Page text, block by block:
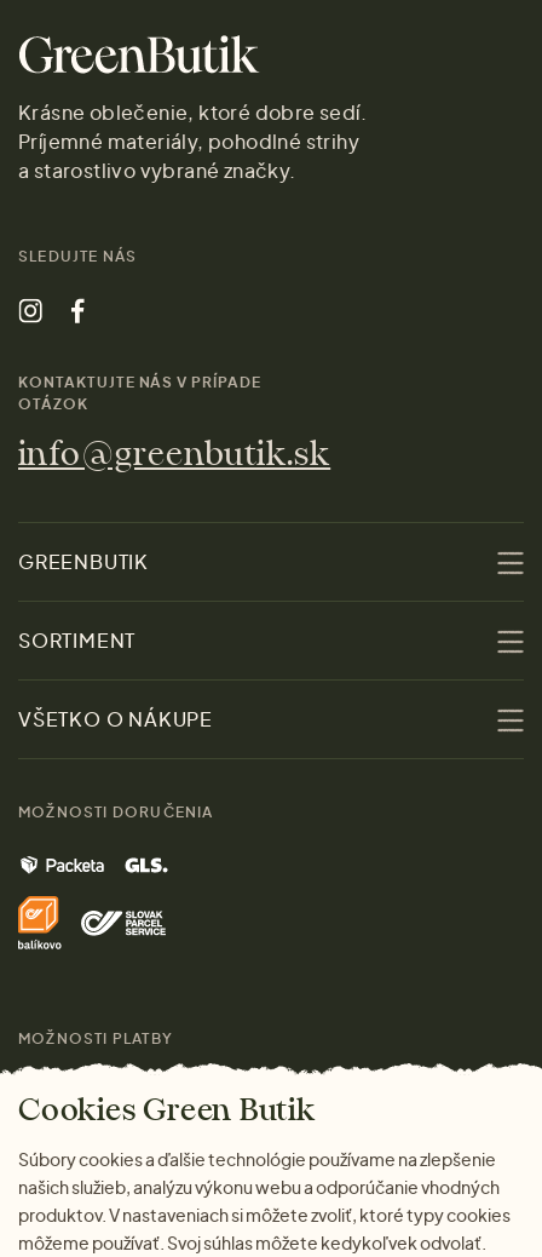
Krásne oblečenie, ktoré dobre sedí.
Príjemné materiály, pohodlné strihy
a starostlivo vybrané značky.
SLEDUJTE NÁS
KONTAKTUJTE NÁS V PRÍPADE
OTÁZOK
info@greenbutik.sk
GREENBUTIK
Udržateľnosť
Kontakt
Značky
Pre médiá
SORTIMENT
Zľavy
Ženy
Muži
Domov
Darčeky
VŠETKO O NÁKUPE
Doprava a platba
MOŽNOSTI DORUČENIA
MOŽNOSTI PLATBY
Cookies Green Butik
Súbory cookies a ďalšie technológie používame na zlepšenie
našich služieb, analýzu výkonu webu a odporúčanie vhodných
produktov. V nastaveniach si môžete zvoliť, ktoré typy cookies
môžeme používať. Svoj súhlas môžete kedykoľvek odvolať.